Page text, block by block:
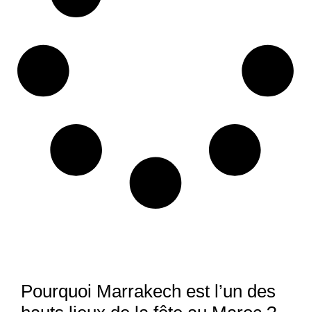
Pourquoi Marrakech est l’un des